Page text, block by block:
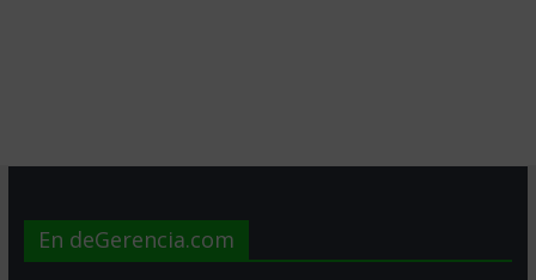
En deGerencia.com